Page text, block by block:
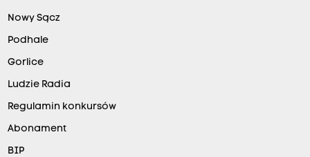
Nowy Sącz
Podhale
Gorlice
Ludzie Radia
Regulamin konkursów
Abonament
BIP